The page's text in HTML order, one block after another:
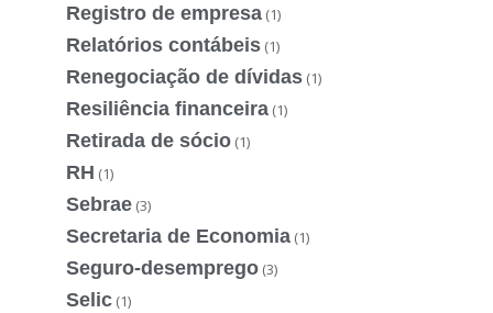
Registro de empresa (1)
Relatórios contábeis (1)
Renegociação de dívidas (1)
Resiliência financeira (1)
Retirada de sócio (1)
RH (1)
Sebrae (3)
Secretaria de Economia (1)
Seguro-desemprego (3)
Selic (1)